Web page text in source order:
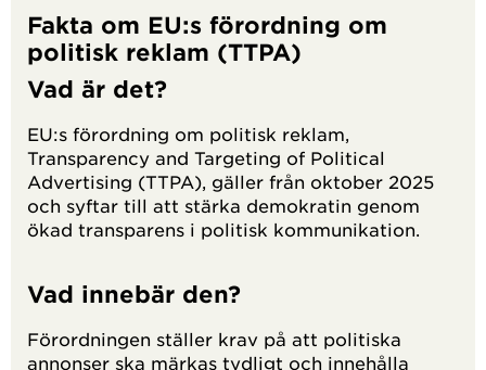
Fakta om EU:s förordning om
politisk reklam (TTPA)
Vad är det?
EU:s förordning om politisk reklam,
Transparency and Targeting of Political
Advertising (TTPA), gäller från oktober 2025
och syftar till att stärka demokratin genom
ökad transparens i politisk kommunikation.
Vad innebär den?
Förordningen ställer krav på att politiska
annonser ska märkas tydligt och innehålla